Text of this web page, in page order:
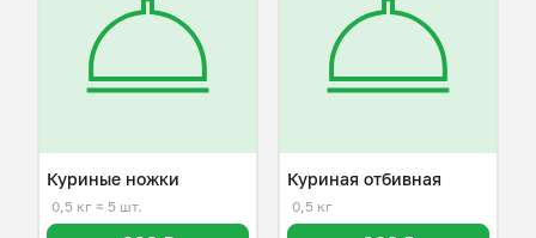
Куриные ножки
0,5 кг ≈ 5 шт.
Куриная отбивная
0,5 кг